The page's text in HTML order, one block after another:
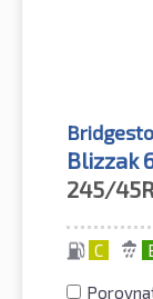
Blizzak
245/
C